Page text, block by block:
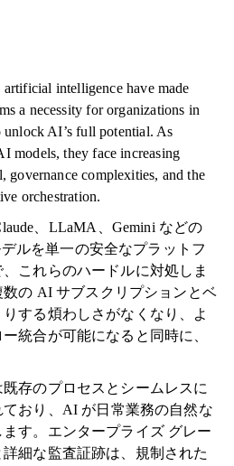
intelligence have made
a necessity for organizations in
AI’s full potential. As
models, they face increasing
governance complexities, and the
orchestration.
、LLaMA、Gemini などの
ルを単一の安全なプラットフ
これらのハードルに対処しま
の AI サブスクリプションとベ
する煩わしさがなくなり、よ
統合が可能になると同時に、
存のプロセスとシームレスに
おり、AI が日常業務の自然な
す。エンタープライズ グレー
細な監査証跡は、規制された